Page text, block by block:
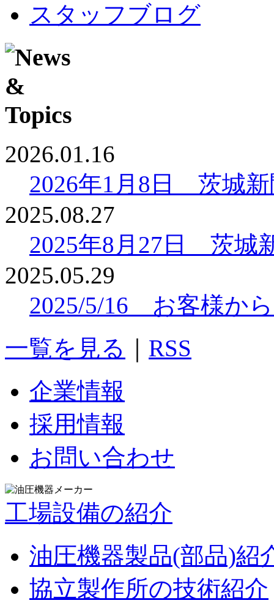
スタッフブログ
2026.01.16
2026年1月8日 茨城
2025.08.27
2025年8月27日 茨城
2025.05.29
2025/5/16 お客様か
一覧を見る
RSS
企業情報
採用情報
お問い合わせ
工場設備の紹介
油圧機器製品(部品)紹
協立製作所の技術紹介